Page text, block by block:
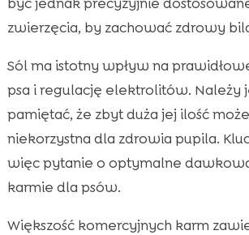
zwierzęcia, by zachować zdrowy
Sól ma istotny wpływ na
psa i regulację elektrolitów. Należy
pamiętać, że zbyt duża jej ilość
niekorzystna dla zdrowia pupila.
więc pytanie o optymalne
karmie dla psów.
Większość komercyjnych karm